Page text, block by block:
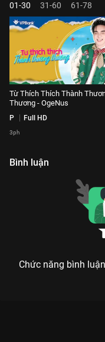
01-30 31-60 61-78
Từ Thích Thích Thành
Thương - OgeNus
P Full HD
3ph
Bình luận
Chức năng bình